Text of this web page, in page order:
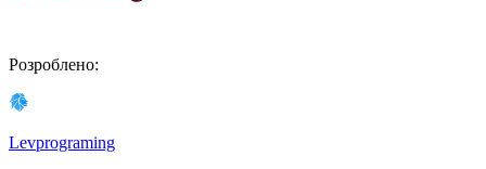
Розроблено:
Levprograming